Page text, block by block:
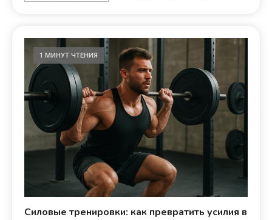
1 МИНУТ ЧТЕНИЯ
Силовые тренировки: как превратить усилия в